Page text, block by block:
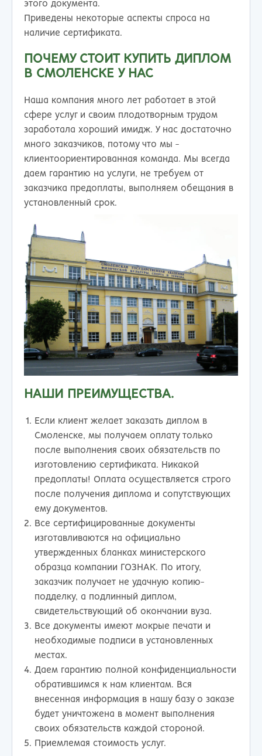
этого документа.
Приведены некоторые аспекты спроса на
наличие сертификата.
ПОЧЕМУ СТОИТ КУПИТЬ ДИПЛОМ
В СМОЛЕНСКЕ У НАС
Наша компания много лет работает в этой
сфере услуг и своим плодотворным трудом
заработала хороший имидж. У нас достаточно
много заказчиков, потому что мы -
клиентоориентированная команда. Мы всегда
даем гарантию на услуги, не требуем от
заказчика предоплаты, выполняем обещания в
установленный срок.
НАШИ ПРЕИМУЩЕСТВА.
Если клиент желает заказать диплом в
Смоленске, мы получаем оплату только
после выполнения своих обязательств по
изготовлению сертификата. Никакой
предоплаты! Оплата осуществляется строго
после получения диплома и сопутствующих
ему документов.
Все сертифицированные документы
изготавливаются на официально
утвержденных бланках министерского
образца компании ГОЗНАК. По итогу,
заказчик получает не удачную копию-
подделку, а подлинный диплом,
свидетельствующий об окончании вуза.
Все документы имеют мокрые печати и
необходимые подписи в установленных
местах.
Даем гарантию полной конфиденциальности
обратившимся к нам клиентам. Вся
внесенная информация в нашу базу о заказе
будет уничтожена в момент выполнения
своих обязательств каждой стороной.
Приемлемая стоимость услуг.